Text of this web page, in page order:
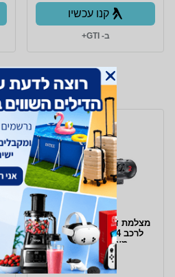
קנו עכשיו
ב- GTI+
מצלמת דרך חכמה 4 עדשות
לרכב 4 SQT לכיסוי מלא
מצלמת רכב 360
מחיר מיוחד